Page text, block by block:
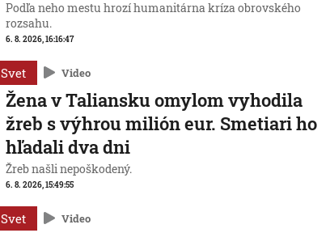
Podľa neho mestu hrozí humanitárna kríza obrovského
rozsahu.
6. 8. 2026, 16:16:47
Svet Video
Žena v Taliansku omylom vyhodila
žreb s výhrou milión eur. Smetiari ho
hľadali dva dni
Žreb našli nepoškodený.
6. 8. 2026, 15:49:55
Svet Video